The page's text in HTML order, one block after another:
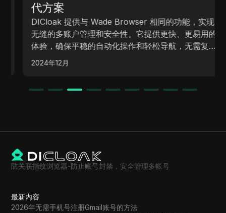
代方案
DICloak 提供与 Wade Browser 相同的功能，实现
无缝的多账户管理和安全性。它提供更快、更易用的
体验，确保平稳的自动化操作和轻松导航，无需复杂
的设置。
2024年12月
防关联指纹浏览器-防止账号封禁，安全管理多帐号
最新内容
2026年无需手机号注册Gmail账号的方法